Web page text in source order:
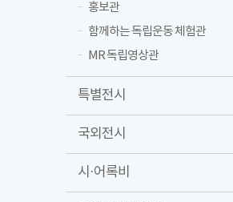
홍보관
함께하는 독립운동 체험관
MR 독립영상관
특별전시
국외전시
시·어록비